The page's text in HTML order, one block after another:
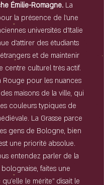
Émilie-Romagne.La
la présence de l'une
universités d'Italie
d'attirer des étudiants
et de maintenir
centre culturel très actif.
Rouge pour les nuances
maisons de la ville, qui
couleurs typiques de
La Grasse parce
gens de Bologne, bien
une priorité absolue.
entendez parler de la
faites une
le mérite'' disait le